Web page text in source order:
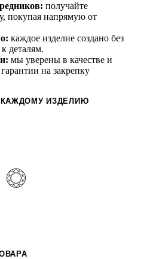
получайте
покупая напрямую от
каждое изделие создано без
деталям.
мы уверены в качестве и
на закрепку
ИЗДЕЛИЮ